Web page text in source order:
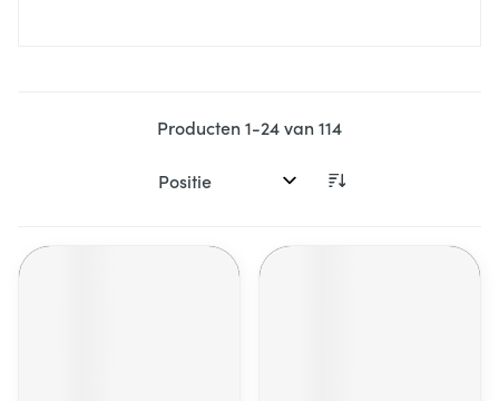
Producten1-24van114
Sorteer op: